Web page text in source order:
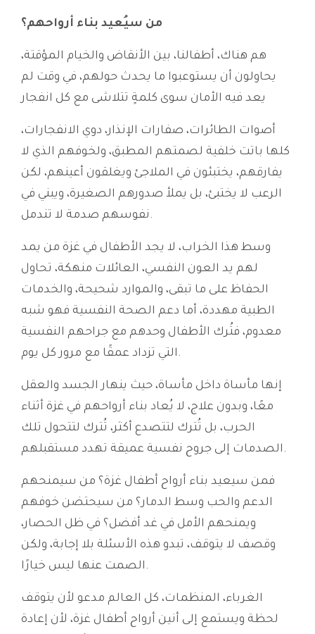
من سيُعيد بناء أرواحهم؟
هم هناك، أطفالنا، بين الأنقاض والخيام المؤقتة،
يحاولون أن يستوعبوا ما يحدث حولهم، في وقت لم
يعد فيه الأمان سوى كلمةٍ تتلاشى مع كل انفجار
أصوات الطائرات، صفارات الإنذار، دوي الانفجارات،
كلها باتت خلفية لصمتهم المطبق، ولخوفهم الذي لا
يفارقهم، يختبئون في الملاجئ ويغلقون أعينهم، لكن
الرعب لا يختبئ، بل يملأ صدورهم الصغيرة، ويبني في
نفوسهم صدمة لا تندمل.
وسط هذا الخراب، لا يجد الأطفال في غزة من يمد
لهم يد العون النفسي، العائلات منهكة، تحاول
الحفاظ على ما تبقى، والموارد شحيحة، والخدمات
الطبية مهددة، أما دعم الصحة النفسية فهو شبه
معدوم، فتُرك الأطفال وحدهم مع جراحهم النفسية
التي تزداد عمقًا مع مرور كل يوم.
إنها مأساة داخل مأساة، حيث ينهار الجسد والعقل
معًا، وبدون علاج، لا يُعاد بناء أرواحهم في غزة أثناء
الحرب، بل تُترك لتتصدع أكثر، تُترك لتتحول تلك
الصدمات إلى جروح نفسية عميقة تهدد مستقبلهم.
فمن سيعيد بناء أرواح أطفال غزة؟ من سيمنحهم
الدعم والحب وسط الدمار؟ من سيحتضن خوفهم
ويمنحهم الأمل في غد أفضل؟ في ظل الحصار،
وقصف لا يتوقف، تبدو هذه الأسئلة بلا إجابة، ولكن
الصمت عنها ليس خيارًا.
الغرباء، المنظمات، كل العالم مدعو لأن يتوقف
لحظة ويستمع إلى أنين أرواح أطفال غزة، لأن إعادة